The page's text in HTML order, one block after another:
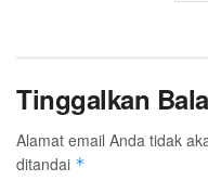
Tinggalkan
Alamat email Anda tidak
ditandai *